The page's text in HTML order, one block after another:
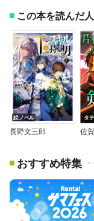
この本を読んだ
絵ノベル
長野文三郎
タ
佐
おすすめ特集